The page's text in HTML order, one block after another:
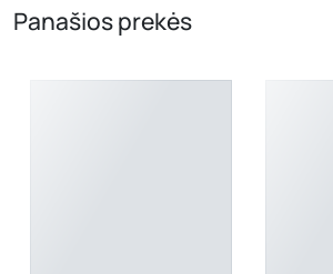
Panašios prekės